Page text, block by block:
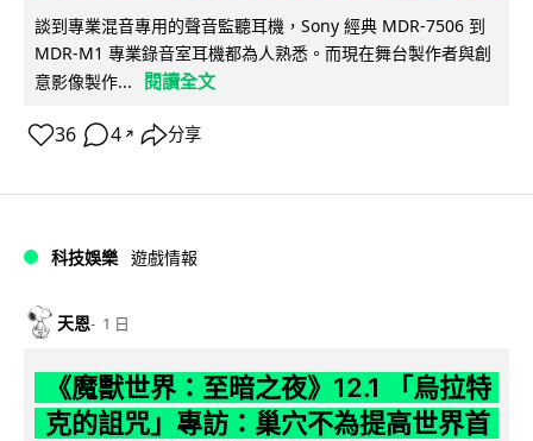
談到專業混音專用的聲音監聽耳機，Sony 經典 MDR-7506 到
MDR-M1 專業錄音室耳機都為人熟悉。而現在舞台製作者與創
意影像製作...
閱讀全文
36 4 ↗ 分享
科技娛樂 遊戲情報
天恩 1 日
《魔獸世界：至暗之夜》12.1 「烏拉特
克的詛咒」專訪：巢穴不為提高世界首